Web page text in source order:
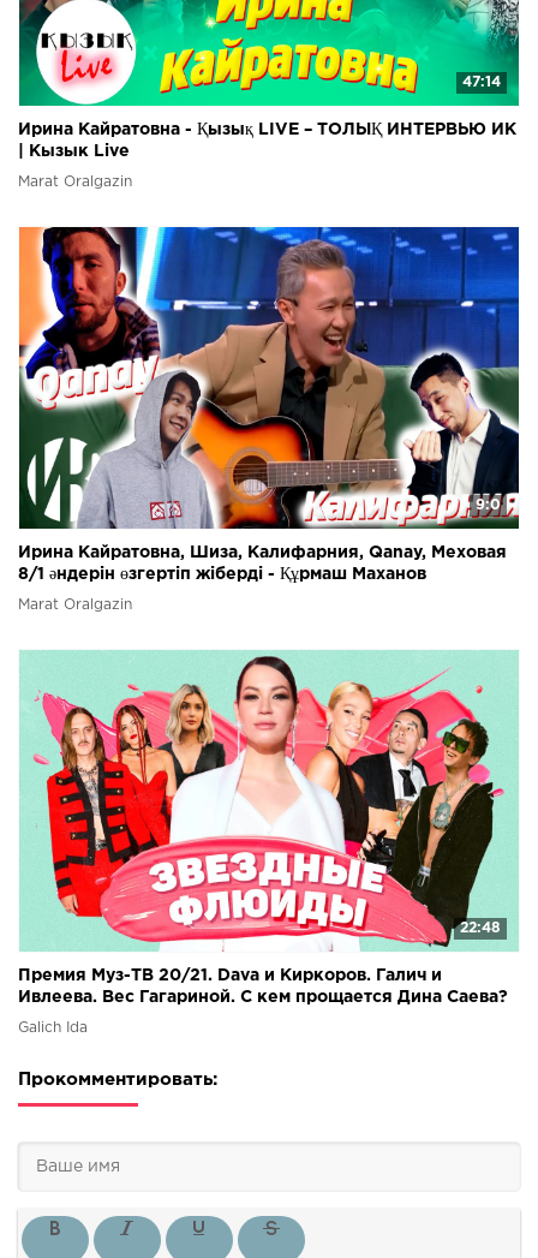
47:14
Ирина Кайратовна - Қызық LIVE – ТОЛЫҚ ИНТЕРВЬЮ ИК
| Кызык Live
Marat Oralgazin
9:0
Ирина Кайратовна, Шиза, Калифарния, Qanay, Меховая
8/1 әндерін өзгертіп жіберді - Құрмаш Маханов
Marat Oralgazin
22:48
Премия Муз-ТВ 20/21. Dava и Киркоров. Галич и
Ивлеева. Вес Гагариной. С кем прощается Дина Саева?
Galich Ida
Прокомментировать: